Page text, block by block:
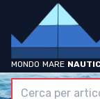
MONDO MARE
Accedi